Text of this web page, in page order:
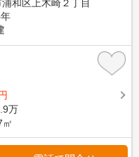
和区上木崎２丁目
万